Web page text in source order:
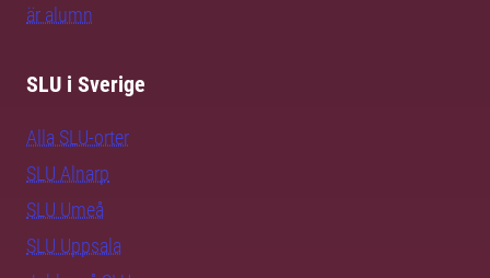
är alumn
SLU i Sverige
Alla SLU-orter
SLU Alnarp
SLU Umeå
SLU Uppsala